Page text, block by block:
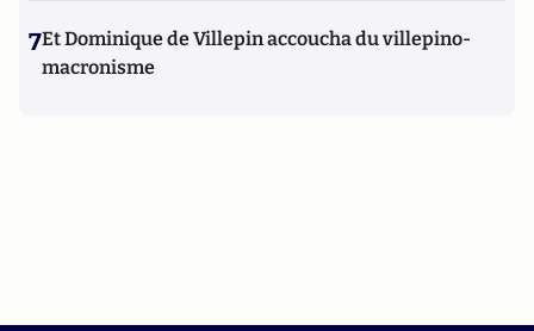
7Et Dominique de Villepin accoucha du villepino-
macronisme